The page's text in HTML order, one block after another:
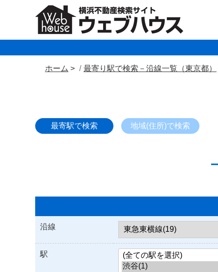
ホーム 最寄り駅で検索－沿線一覧（東京都）
最寄駅で検索 地域(住所)で検索
沿線
駅